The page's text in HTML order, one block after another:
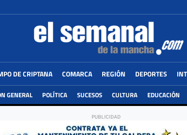
DE CRIPTANA COMARCA REGIÓN DEPORTES
GENERAL POLÍTICA SUCESOS CULTURA EDUCACIÓN